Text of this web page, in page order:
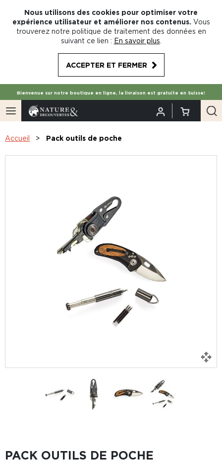
Nous utilisons des cookies pour optimiser votre
expérience utilisateur et améliorer nos contenus. Vous
trouverez notre politique de traitement des données en
suivant ce lien : En savoir plus
ACCEPTER ET FERMER
Bienvenue sur notre boutique en ligne, la livraison est gratuite en Suisse!
Accueil Pack outils de poche
PACK OUTILS DE POCHE